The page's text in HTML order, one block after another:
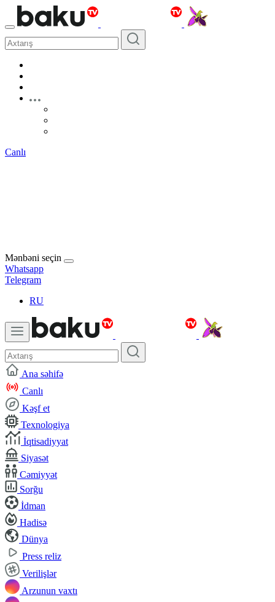
Canlı
Mənbəni seçin
Whatsapp
Telegram
RU
Ana səhifə
Canlı
Kəşf et
Texnologiya
İqtisadiyyat
Siyasət
Cəmiyyət
Sorğu
İdman
Hadisə
Dünya
Press reliz
Verilişlər
Arzunun vaxtı